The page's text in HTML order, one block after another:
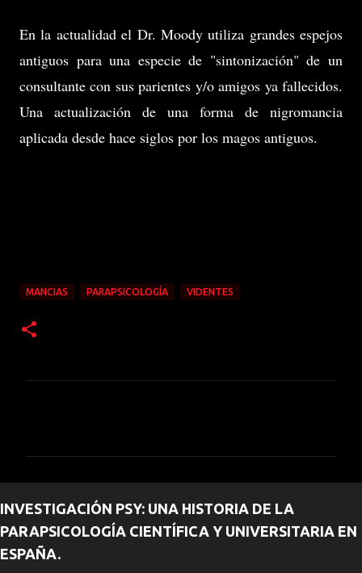
En la actualidad el Dr. Moody utiliza grandes espejos
antiguos para una especie de "sintonización" de un
consultante con sus parientes y/o amigos ya fallecidos.
Una actualización de una forma de nigromancia
aplicada desde hace siglos por los magos antiguos.
MANCIAS PARAPSICOLOGÍA VIDENTES
t
a
r
INVESTIGACIÓN PSY: UNA HISTORIA DE LA
PARAPSICOLOGÍA CIENTÍFICA Y UNIVERSITARIA EN
ESPAÑA.